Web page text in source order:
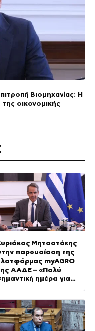
Βιομηχανίας: Η
οικονομικής
Μητσοτάκης
παρουσίαση της
myAGRO
ΑΑΔΕ – «Πολύ
ημέρα για